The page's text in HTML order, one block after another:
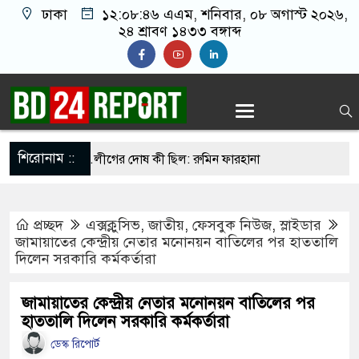
ঢাকা ১২:০৮:৪৭ এএম, শনিবার, ০৮ অগাস্ট ২০২৬,
২৪ শ্রাবণ ১৪৩৩ বঙ্গাব্দ
শিরোনাম ::
তাহলে আ.লীগের দোষ কী ছিল: রুমিন ফারহানা
মেসির বাবা
রাত ৯টা থেকে সকাল ৬টা পর্যন্ত হর্ন নিষিদ্ধ
জালে উঠলো ৪৬ মণ ইলিশ, বিক্রি সাড়ে ৪৮ লাখ
প্রচ্ছদ এক্সক্লুসিভ,জাতীয়, ফেসবুক নিউজ,স্লাইডার
জামায়াতের কেন্দ্রীয় নেতার মনোনয়ন বাতিলের পর হাততালি
দিলেন সরকারি কর্মকর্তারা
জামায়াতের কেন্দ্রীয় নেতার মনোনয়ন বাতিলের পর
হাততালি দিলেন সরকারি কর্মকর্তারা
ডেস্ক রিপোর্ট